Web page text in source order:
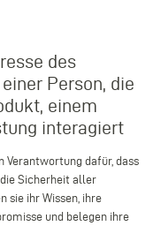
des
Person, die
einem
interagiert
Verantwortung dafür, dass
Sicherheit aller
sie ihr Wissen, ihre
und belegen ihre